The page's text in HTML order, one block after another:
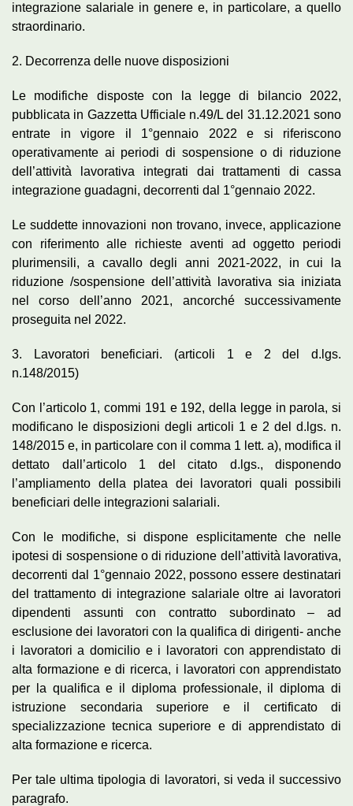
integrazione salariale in genere e, in particolare, a quello
straordinario.
2. Decorrenza delle nuove disposizioni
Le modifiche disposte con la legge di bilancio 2022,
pubblicata in Gazzetta Ufficiale n.49/L del 31.12.2021 sono
entrate in vigore il 1°gennaio 2022 e si riferiscono
operativamente ai periodi di sospensione o di riduzione
dell’attività lavorativa integrati dai trattamenti di cassa
integrazione guadagni, decorrenti dal 1°gennaio 2022.
Le suddette innovazioni non trovano, invece, applicazione
con riferimento alle richieste aventi ad oggetto periodi
plurimensili, a cavallo degli anni 2021-2022, in cui la
riduzione /sospensione dell’attività lavorativa sia iniziata
nel corso dell’anno 2021, ancorché successivamente
proseguita nel 2022.
3. Lavoratori beneficiari. (articoli 1 e 2 del d.lgs.
n.148/2015)
Con l’articolo 1, commi 191 e 192, della legge in parola, si
modificano le disposizioni degli articoli 1 e 2 del d.lgs. n.
148/2015 e, in particolare con il comma 1 lett. a), modifica il
dettato dall’articolo 1 del citato d.lgs., disponendo
l’ampliamento della platea dei lavoratori quali possibili
beneficiari delle integrazioni salariali.
Con le modifiche, si dispone esplicitamente che nelle
ipotesi di sospensione o di riduzione dell’attività lavorativa,
decorrenti dal 1°gennaio 2022, possono essere destinatari
del trattamento di integrazione salariale oltre ai lavoratori
dipendenti assunti con contratto subordinato – ad
esclusione dei lavoratori con la qualifica di dirigenti- anche
i lavoratori a domicilio e i lavoratori con apprendistato di
alta formazione e di ricerca, i lavoratori con apprendistato
per la qualifica e il diploma professionale, il diploma di
istruzione secondaria superiore e il certificato di
specializzazione tecnica superiore e di apprendistato di
alta formazione e ricerca.
Per tale ultima tipologia di lavoratori, si veda il successivo
paragrafo.